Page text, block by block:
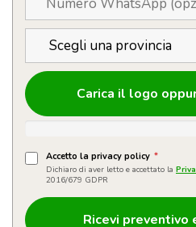
Carica il logo
Accetto la privacy policy *
Dichiaro di aver letto e accettato la
2016/679 GDPR